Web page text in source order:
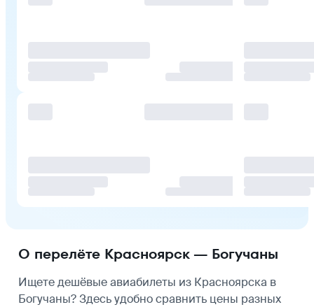
О перелёте Красноярск — Богучаны
Ищете дешёвые авиабилеты из Красноярска в
Богучаны? Здесь удобно сравнить цены разных